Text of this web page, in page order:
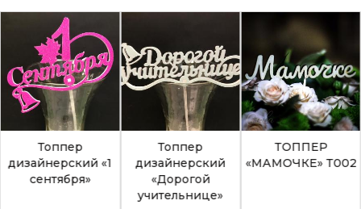
Топпер
дизайнерский «1
сентября»
Топпер
дизайнерский
«Дорогой
учительнице»
ТОППЕР
«МАМОЧКЕ» Т002